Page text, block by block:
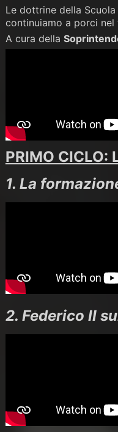
Le dottrine della
continuiamo a porci nel
A cura della
PRIMO CICLO:
1. La
2. Federico II